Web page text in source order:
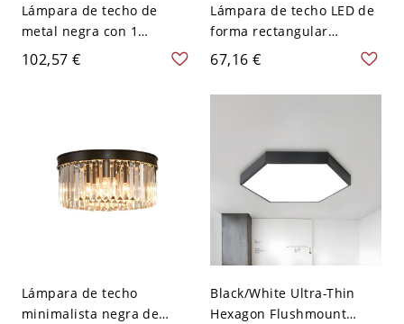
Lámpara de techo de
metal negra con 1
bombilla, de 10" de
ancho, estilo granero,
102,57 €
Lámpara de techo LED de
forma rectangular
moderna de aluminio con
1 luz para sala de estar y
dormitorio - Negro 110 A
67,16 €
Lámpara de techo
minimalista negra de
Black/White Ultra-Thin
Hexagon Flushmount